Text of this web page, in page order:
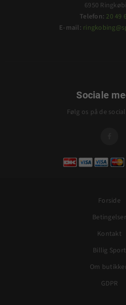
6950
Telefon: 20 49
E-mail:
Sociale
Følg os på de
Forside
Betingelser
Kontakt
Billig Sport
Om
GDPR